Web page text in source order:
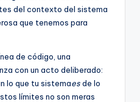
del contexto del sistema
que tenemos para
de código, una
con un acto deliberado:
lo que tu sistemaesde lo
límites no son meras